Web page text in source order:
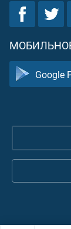
Google